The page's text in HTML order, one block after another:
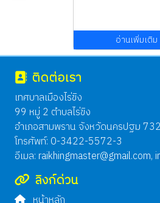
อ่านเพิ่มเติม
ติดต่อเรา
เทศบาลเมืองไร่ขิง
99 หมู่ 2 ตำบลไร่ขิง
อำเภอสามพราน จังหวัดนครปฐม
โทรศัพท์: 0-3422-5572-3
อีเมล: raikhingmaster@gmail.com,
ลิงก์ด่วน